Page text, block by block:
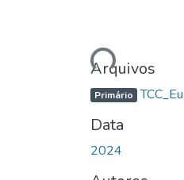
Carregando...
Arquivos
Primário
Data
2024